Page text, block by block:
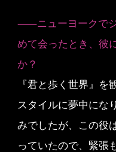
⸺ニューヨークでジ
めて会ったとき、彼
か？
『君と歩く世界』を
スタイルに夢中にな
みでしたが、この役
っていたので、緊張